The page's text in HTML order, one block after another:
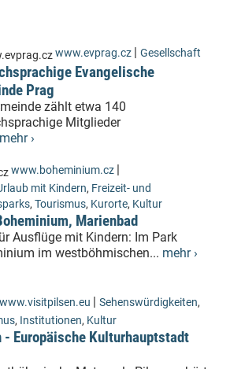
www.evprag.cz | Gesellschaft
Evangelische
Prag
zählt etwa 140
Mitglieder
mehr ›
www.boheminium.cz |
mit Kindern, Freizeit- und
, Tourismus, Kurorte, Kultur
Marienbad
Ausflüge mit Kindern: Im Park
im westböhmischen... mehr ›
www.visitpilsen.eu | Sehenswürdigkeiten,
, Institutionen, Kultur
- Europäische Kulturhauptstadt